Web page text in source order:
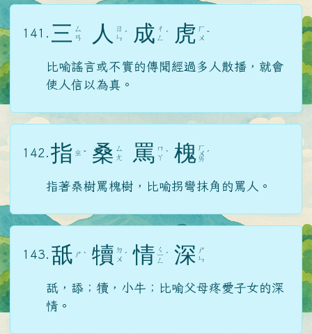
141. 三 ㄙ
ㄢ
人
ㄖ
ㄣ ˊ 成 ㄔ
ㄥ
ˊ 虎 ㄏ
ㄨ ˇ
比喻謠言或不實的傳聞經過多人散播，就會
使人信以為真。
142. 指 ㄓ ˇ 桑 ㄙ
ㄤ
罵 ㄇ
ㄚ ˋ 槐 ㄏ
ㄨ
ㄞ
ˊ
指著桑樹罵槐樹，比喻拐彎抹角的罵人。
143. 舐 ㄕ ˋ 犢 ㄉ
ㄨ ˊ 情 ㄑ
ㄧ
ㄥ
ˊ 深 ㄕ
ㄣ
舐，舔；犢，小牛；比喻父母疼愛子女的深
情。